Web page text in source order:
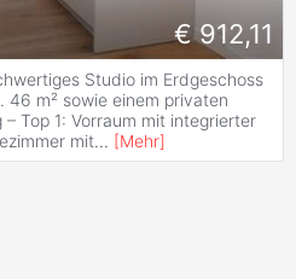
€ 912,11
Studio im Erdgeschoss
46 m² sowie einem privaten
Top 1: Vorraum mit integrierter
mit... [Mehr]